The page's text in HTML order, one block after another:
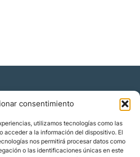
consentimiento
utilizamos tecnologías como las
acceder a la información del dispositivo. El
nos permitirá procesar datos como
o las identificaciones únicas en este
y ciudadanía
corporativa
digitales
con nosotros